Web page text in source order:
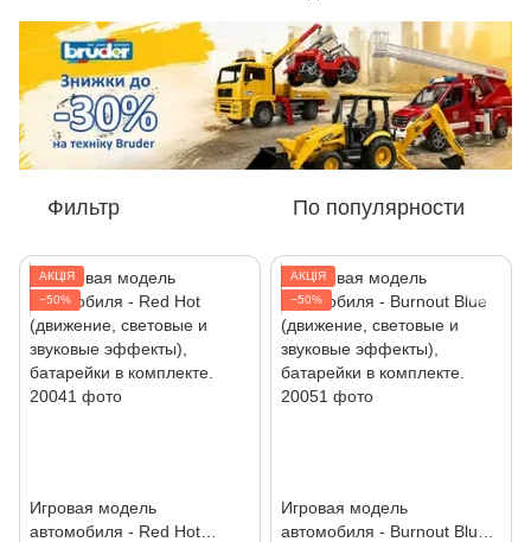
Фильтр По популярности
АКЦІЯ
−50%
Игровая модель
автомобиля - Red Hot
АКЦІЯ
−50%
Игровая модель
автомобиля - Burnout Blue